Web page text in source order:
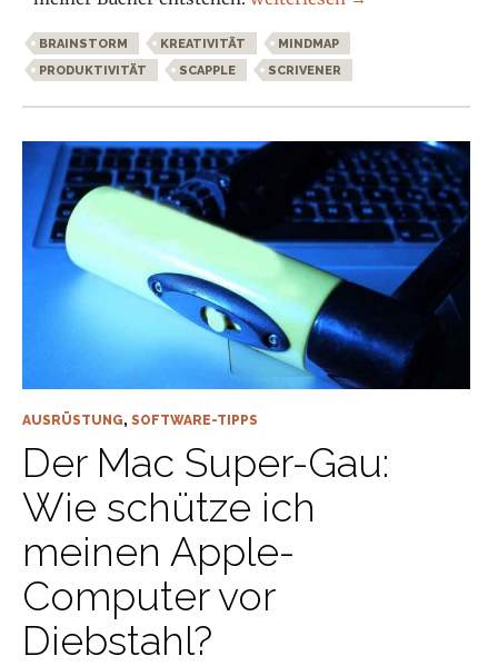
BRAINSTORM KREATIVITÄT
MINDMAP
PRODUKTIVITÄT
SCAPPLE SCRIVENER
AUSRÜSTUNG, SOFTWARE-TIPPS
Der Mac Super-Gau:
Wie schütze ich
meinen Apple-
Computer vor
Diebstahl?